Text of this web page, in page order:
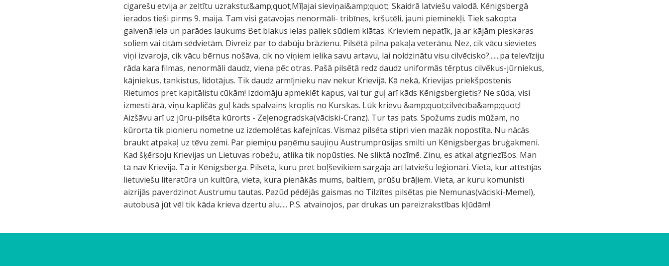
cigarešu etvija ar zeltītu uzrakstu:&amp;quot;Mīļajai sieviņai&amp;quot;. Skaidrā latviešu valodā. Kēnigsbergā
ierados tieši pirms 9. maija. Tam visi gatavojas nenormāli- tribīnes, kršutēli, jauni pieminekļi. Tiek sakopta
galvenā iela un parādes laukums Bet blakus ielas paliek sūdiem klātas. Krieviem nepatīk, ja ar kājām pieskaras
soliem vai citām sēdvietām. Divreiz par to dabūju brāzīenu. Pilsētā pilna pakaļa veterānu. Nez, cik vācu sievietes
viņi izvaroja, cik vācu bērnus nošāva, cik no viņiem ielika savu artavu, lai noldzinātu visu cilvēcisko?.......pa televīziju
rāda kara filmas, nenormāli daudz, viena pēc otras. Pašā pilsētā redz daudz uniformās tērptus cilvēkus-jūrniekus,
kājniekus, tankistus, lidotājus. Tik daudz armījnieku nav nekur Krievijā. Kā nekā, Krievijas priekšpostenis
Rietumos pret kapitālistu cūkām! Izdomāju apmeklēt kapus, vai tur guļ arī kāds Kēnigsbergietis? Ne sūda, visi
izmesti ārā, viņu kapličās guļ kāds spalvains kroplis no Kurskas. Lūk krievu &amp;quot;cilvēcība&amp;quot;!
Aizšāvu arī uz jūru-pilsēta kūrorts - Zeļenogradska(vāciski-Cranz). Tur tas pats. Spožums zudis mūžam, no
kūrorta tik pionieru nometne uz izdemolētas kafejnīcas. Vismaz pilsēta stipri vien mazāk nopostīta. Nu nācās
braukt atpakaļ uz tēvu zemi. Par piemiņu paņēmu saujiņu Austrumprūsijas smilti un Kēnigsbergas bruģakmeni.
Kad šķērsoju Krievijas un Lietuvas robežu, atlika tik nopūsties. Ne sliktā nozīmē. Zinu, es atkal atgriezīšos. Man
tā nav Krievija. Tā ir Kēnigsberga. Pilsēta, kuru pret boļševikiem sargāja arī latviešu leģionāri. Vieta, kur attīstījās
lietuviešu literatūra un kultūra, vieta, kura pienākās mums, baltiem, prūšu brāļiem. Vieta, ar kuru komunisti
aizrijās paverdzinot Austrumu tautas. Pazūd pēdējās gaismas no Tilzītes pilsētas pie Nemunas(vāciski-Memel),
autobusā jūt vēl tik kāda krieva dzertu alu..... P.S. atvainojos, par drukas un pareizrakstības kļūdām!